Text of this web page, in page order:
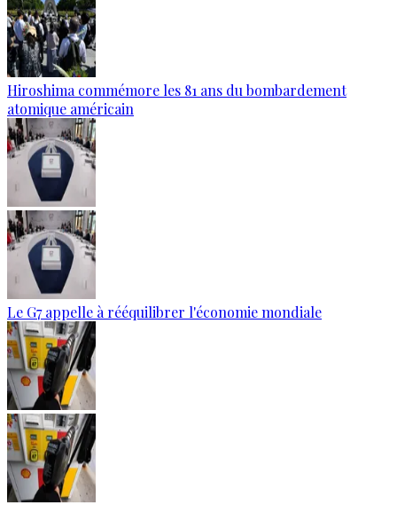
Hiroshima commémore les 81 ans du bombardement
atomique américain
Le G7 appelle à rééquilibrer l'économie mondiale